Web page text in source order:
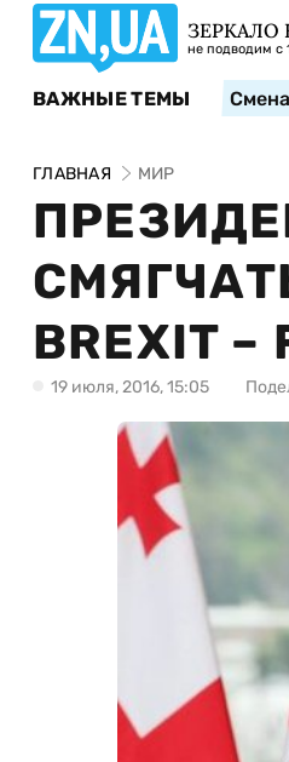
ЗЕРКАЛО
не подводим с
ВАЖНЫЕ ТЕМЫ
ГЛАВНАЯ МИР
BREXIT –
19 июля, 2016, 15:05